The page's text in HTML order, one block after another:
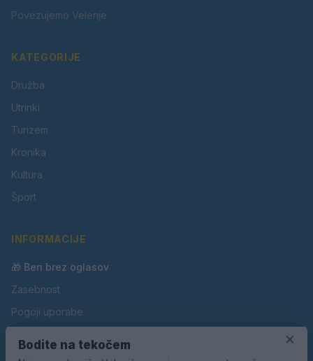
Povezujemo Velenje.
KATEGORIJE
Družba
Utrinki
Turizem
Kronika
Kultura
Šport
INFORMACIJE
🎁 Beri brez oglasov
Zasebnost
Pogoji uporabe
Oglaševanje
×
Bodite na tekočem